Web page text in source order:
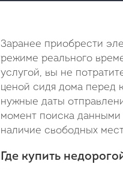
Заранее приобрести
режиме реального
услугой, вы не
ценой сидя дома перед
нужные даты
момент поиска данными
наличие свободных
Где купить